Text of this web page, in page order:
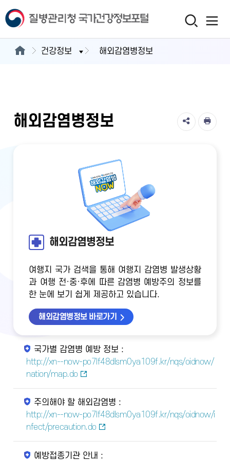
건강정보 해외감염병정보
해외감염병정보
해외감염병정보
여행지 국가 검색을 통해 여행지 감염병 발생상황
과 여행 전·중·후에 따른 감염병 예방주의 정보를
한 눈에 보기 쉽게 제공하고 있습니다.
해외감염병정보 바로가기
국가별 감염병 예방 정보 :
http://xn--now-po7lf48dlsm0ya109f.kr/nqs/oidnow/
nation/map.do
주의해야 할 해외감염병 :
http://xn--now-po7lf48dlsm0ya109f.kr/nqs/oidnow/i
nfect/precaution.do
예방접종기관 안내 :